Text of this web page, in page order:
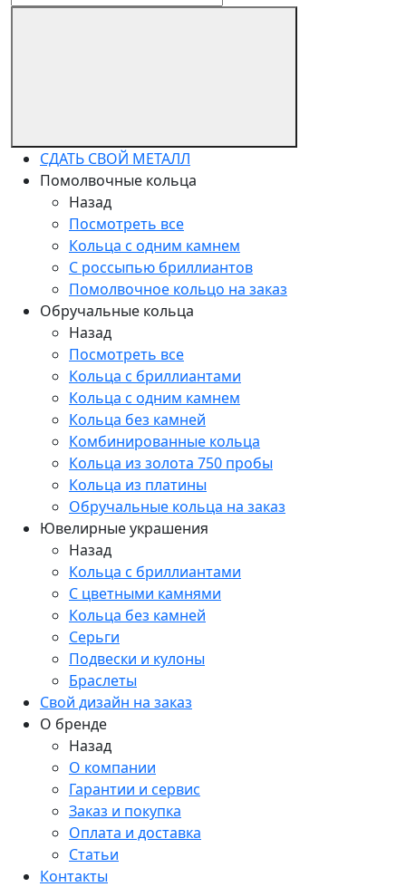
СДАТЬ СВОЙ МЕТАЛЛ
Помолвочные кольца
Назад
Посмотреть все
Кольца с одним камнем
С россыпью бриллиантов
Помолвочное кольцо на заказ
Обручальные кольца
Назад
Посмотреть все
Кольца с бриллиантами
Кольца с одним камнем
Кольца без камней
Комбинированные кольца
Кольца из золота 750 пробы
Кольца из платины
Обручальные кольца на заказ
Ювелирные украшения
Назад
Кольца с бриллиантами
С цветными камнями
Кольца без камней
Серьги
Подвески и кулоны
Браслеты
Свой дизайн на заказ
О бренде
Назад
О компании
Гарантии и сервис
Заказ и покупка
Оплата и доставка
Статьи
Контакты